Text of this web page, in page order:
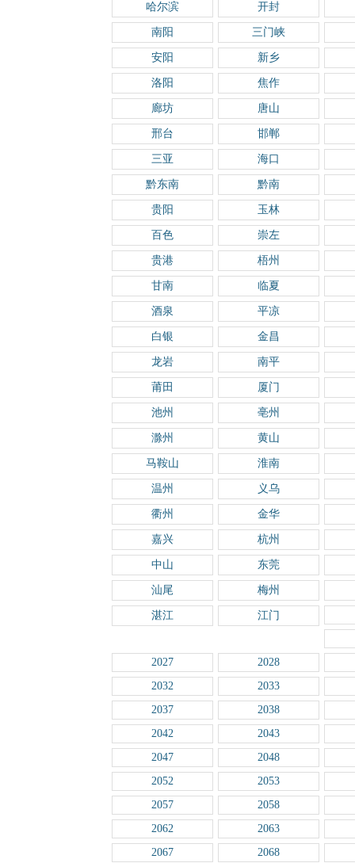
哈尔滨 开封
南阳 三门峡
安阳 新乡
洛阳 焦作
廊坊 唐山
邢台 邯郸
三亚 海口
黔东南 黔南
贵阳 玉林
百色 崇左
贵港 梧州
甘南 临夏
酒泉 平凉
白银 金昌
龙岩 南平
莆田 厦门
池州 亳州
滁州 黄山
马鞍山 淮南
温州 义乌
衢州 金华
嘉兴 杭州
中山 东莞
汕尾 梅州
湛江 江门
2027
2028
2032
2033
2037
2038
2042
2043
2047
2048
2052
2053
2057
2058
2062
2063
2067
2068